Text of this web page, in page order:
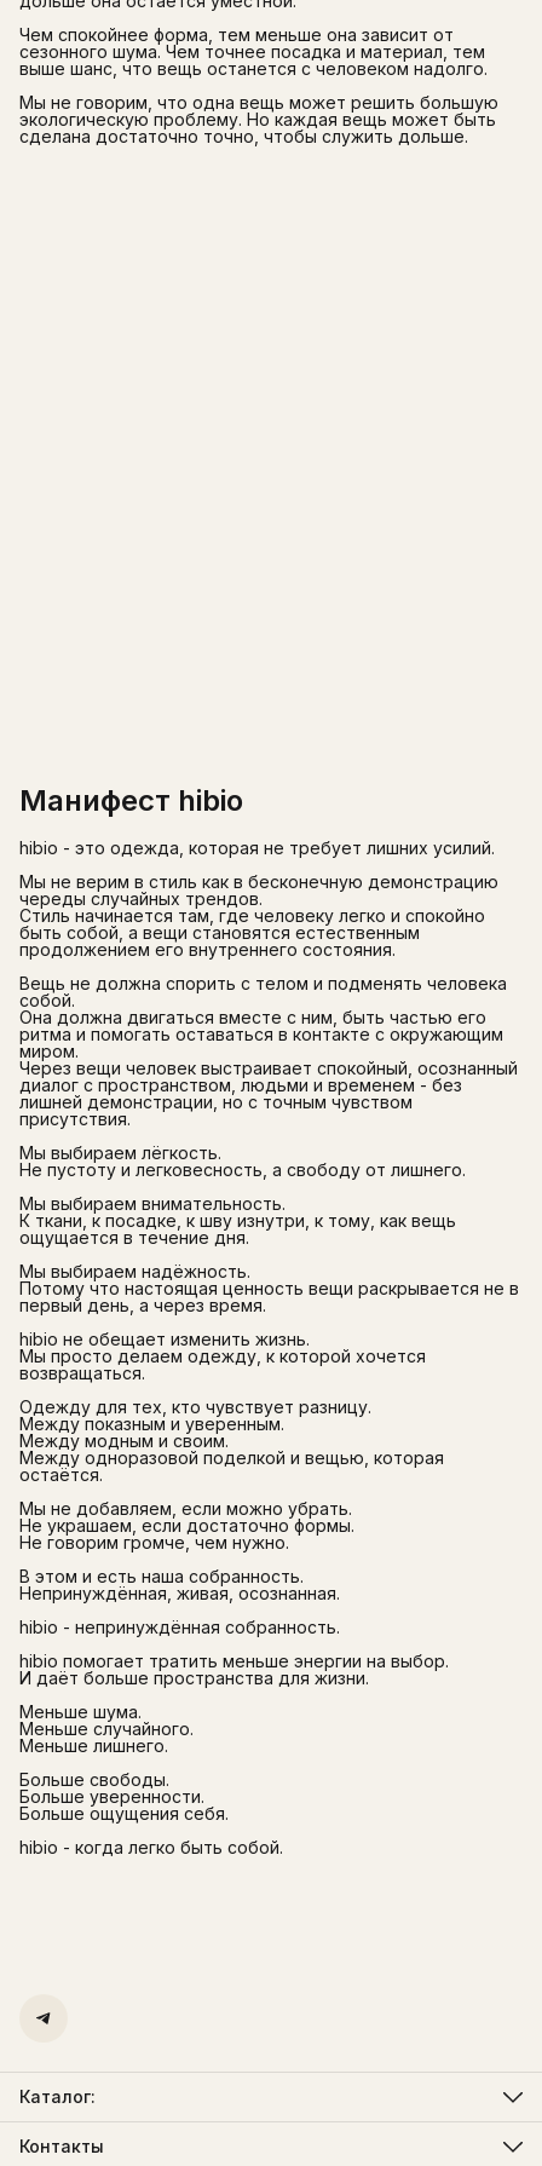
Чем спокойнее форма, тем меньше она зависит от
сезонного шума. Чем точнее посадка и материал, тем
выше шанс, что вещь останется с человеком надолго.
Мы не говорим, что одна вещь может решить большую
экологическую проблему. Но каждая вещь может быть
сделана достаточно точно, чтобы служить дольше.
Манифест hibio
hibio - это одежда, которая не требует лишних усилий.
Мы не верим в стиль как в бесконечную демонстрацию
череды случайных трендов.
Стиль начинается там, где человеку легко и спокойно
быть собой, а вещи становятся естественным
продолжением его внутреннего состояния.
Вещь не должна спорить с телом и подменять человека
собой.
Она должна двигаться вместе с ним, быть частью его
ритма и помогать оставаться в контакте с окружающим
миром.
Через вещи человек выстраивает спокойный, осознанный
диалог с пространством, людьми и временем - без
лишней демонстрации, но с точным чувством
присутствия.
Мы выбираем лёгкость.
Не пустоту и легковесность, а свободу от лишнего.
Мы выбираем внимательность.
К ткани, к посадке, к шву изнутри, к тому, как вещь
ощущается в течение дня.
Мы выбираем надёжность.
Потому что настоящая ценность вещи раскрывается не в
первый день, а через время.
hibio не обещает изменить жизнь.
Мы просто делаем одежду, к которой хочется
возвращаться.
Одежду для тех, кто чувствует разницу.
Между показным и уверенным.
Между модным и своим.
Между одноразовой поделкой и вещью, которая
остаётся.
Мы не добавляем, если можно убрать.
Не украшаем, если достаточно формы.
Не говорим громче, чем нужно.
В этом и есть наша собранность.
Непринуждённая, живая, осознанная.
hibio - непринуждённая собранность.
hibio помогает тратить меньше энергии на выбор.
И даёт больше пространства для жизни.
Меньше шума.
Меньше случайного.
Меньше лишнего.
Больше свободы.
Больше уверенности.
Больше ощущения себя.
hibio - когда легко быть собой.
Каталог:
Мужская одежда
Женская одежда
Контакты